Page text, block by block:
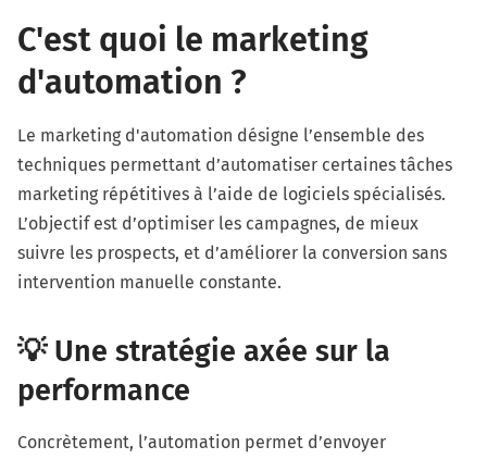
C'est quoi le marketing
d'automation ?
Le marketing d'automation désigne l’ensemble des
techniques permettant d’automatiser certaines tâches
marketing répétitives à l’aide de logiciels spécialisés.
L’objectif est d’optimiser les campagnes, de mieux
suivre les prospects, et d’améliorer la conversion sans
intervention manuelle constante.
💡 Une stratégie axée sur la
performance
Concrètement, l’automation permet d’envoyer